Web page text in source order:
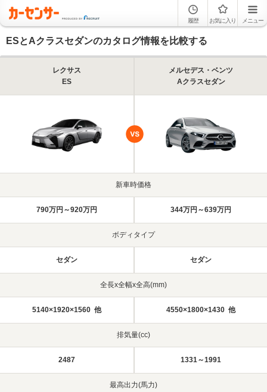
履歴 お気に入り メニュー
ESとAクラスセダンのカタログ情報を比較する
レクサス
ES
メルセデス・ベンツ
Aクラスセダン
新車時価格
790万円～920万円 344万円～639万円
ボディタイプ
セダン セダン
全長x全幅x全高(mm)
5140×1920×1560 他 4550×1800×1430 他
排気量(cc)
2487 1331～1991
最高出力(馬力)